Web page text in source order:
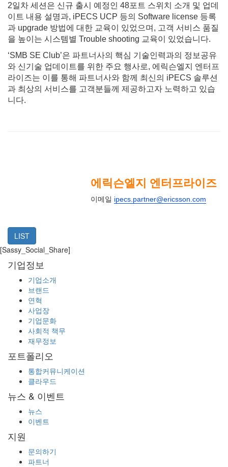
2일차 세션은 신규 출시 예정인 48포트 스위치 소개 및 업데
이트 내용 설명과, iPECS UCP 등의 Software license 등록
과 upgrade 방법에 대한 교육이 있었으며, 고객 서비스 품질
을 높이는 시스템별 Trouble shooting 교육이 있었습니다.
‘SMB SE Club’은 파트너사의 핵심 기술인력과의 정보공유
와 신기술 업데이트를 위한 주요 행사로, 에릭슨엘지 엔터프
라이즈는 이를 통해 파트너사와 함께 최신의 iPECS 솔루션
과 최상의 서비스를 고객분들께 제공하고자 노력하고 있습
니다.
에릭슨엘지 엔터프라이즈
이메일 ipecs.partner@ericsson.com
LIST
[Sassy_Social_Share]
기업정보
기업소개
브랜드
연혁
사업장
기업문화
사회적 책무
재무정보
포트폴리오
통합커뮤니케이션
클라우드
뉴스 & 이벤트
뉴스
이벤트
지원
문의하기
파트너